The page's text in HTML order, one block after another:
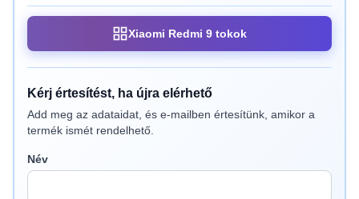
Xiaomi Redmi 9 tokok
Kérj értesítést, ha újra elérhető
Add meg az adataidat, és e-mailben értesítünk, amikor a
termék ismét rendelhető.
Név